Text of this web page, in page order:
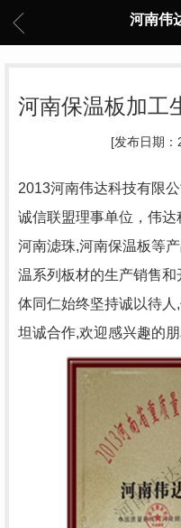
河南伟
河南保温板加工
[发布日期
2013河南伟达科技有限
诚信联盟理事单位，伟
河南滤珠,河南保温板等
温系列板材的生产销售
体同仁始终坚持诚以待
坦诚合作,欢迎感兴趣的